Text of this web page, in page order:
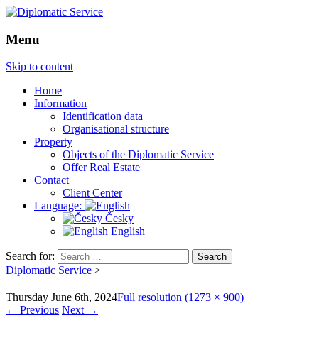
Menu
Skip to content
Home
Information
Identification data
Organisational structure
Property
Objects of the Diplomatic Service
Offer Real Estate
Contact
Client Center
Language:
Česky
English
Search for:
Diplomatic Service >
Thursday June 6th, 2024Full resolution (1273 × 900)
← Previous Next →